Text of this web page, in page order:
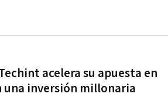
acelera su apuesta en
una inversión millonaria